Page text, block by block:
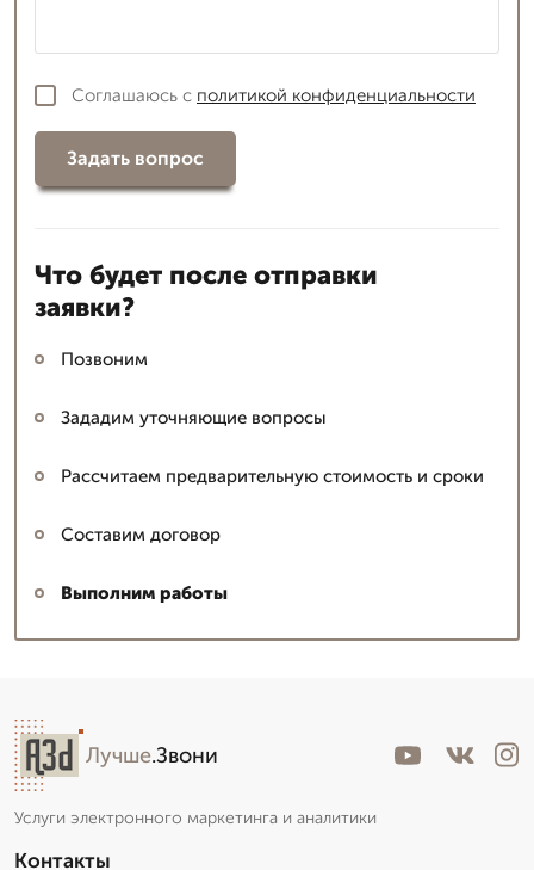
Соглашаюсь с политикой конфиденциальности
Задать вопрос
Что будет после отправки
заявки?
Позвоним
Зададим уточняющие вопросы
Рассчитаем предварительную стоимость и сроки
Составим договор
Выполним работы
Лучше.Звони
Услуги электронного маркетинга и аналитики
Контакты